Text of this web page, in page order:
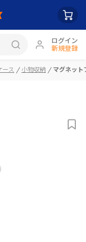
ログイン
新規登録
ース 小物収納 マグネット